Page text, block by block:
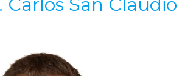
Carlos San